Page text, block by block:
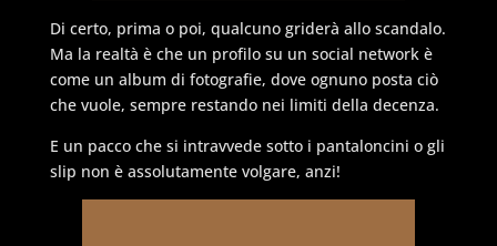
Di certo, prima o poi, qualcuno griderà allo scandalo.
Ma la realtà è che un profilo su un social network è
come un album di fotografie, dove ognuno posta ciò
che vuole, sempre restando nei limiti della decenza.
E un pacco che si intravvede sotto i pantaloncini o gli
slip non è assolutamente volgare, anzi!